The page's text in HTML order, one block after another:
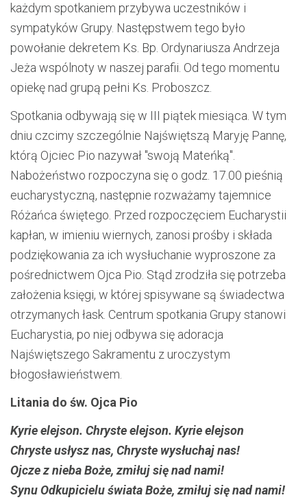
każdym spotkaniem przybywa uczestników i
sympatyków Grupy. Następstwem tego było
powołanie dekretem Ks. Bp. Ordynariusza Andrzeja
Jeża wspólnoty w naszej parafii. Od tego momentu
opiekę nad grupą pełni Ks. Proboszcz.
Spotkania odbywają się w III piątek miesiąca. W tym
dniu czcimy szczególnie Najświętszą Maryję Pannę,
którą Ojciec Pio nazywał "swoją Mateńką".
Nabożeństwo rozpoczyna się o godz. 17.00 pieśnią
eucharystyczną, następnie rozważamy tajemnice
Różańca świętego. Przed rozpoczęciem Eucharystii
kapłan, w imieniu wiernych, zanosi prośby i składa
podziękowania za ich wysłuchanie wyproszone za
pośrednictwem Ojca Pio. Stąd zrodziła się potrzeba
założenia księgi, w której spisywane są świadectwa
otrzymanych łask. Centrum spotkania Grupy stanowi
Eucharystia, po niej odbywa się adoracja
Najświętszego Sakramentu z uroczystym
błogosławieństwem.
Litania do św. Ojca Pio
Kyrie elejson. Chryste elejson. Kyrie elejson
Chryste usłysz nas, Chryste wysłuchaj nas!
Ojcze z nieba Boże, zmiłuj się nad nami!
Synu Odkupicielu świata Boże, zmiłuj się nad nami!